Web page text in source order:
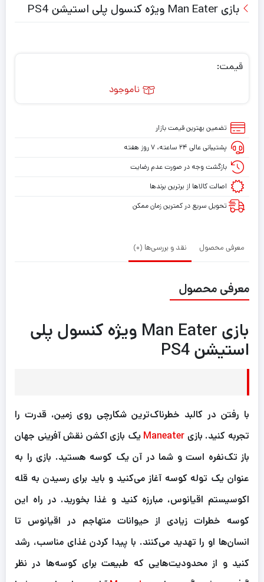
بازی Man Eater ویژه کنسول پلی استیشن PS4
قیمت:
ناموجود
تضمین بهترین قیمت بازار
پشتیبانی عالی ۲۴ ساعته، ۷ روز هفته
بازگشت وجه در صورت عدم رضایت
اصالت کالاها از برترین برندها
تحویل سریع در کمترین زمان ممکن
معرفی محصول نقد و بررسی‌ها (0)
معرفی محصول
بازی Man Eater ویژه کنسول پلی
استیشن PS4
با رفتن در کالبد خطرناک‌ترین شکارچی روی زمین، قدرت را
تجربه کنید. بازی Maneater یک بازی اکشن نقش آفرینی جهان
باز تک‌نفره است و شما در آن یک کوسه هستید. بازی را به
عنوان یک توله کوسه آغاز می‌کنید و باید برای رسیدن به قله
اکوسیستم اقیانوس، مبارزه کنید و غذا بخورید. در راه این
کوسه خطرات زیادی از حیوانات متهاجم در اقیانوس تا
انسان‌ها او را تهدید می‌کنند. با پیدا کردن غذای مناسب، رشد
کنید و از محدودیت‌هایی که طبیعت برای کوسه‌ها در نظر